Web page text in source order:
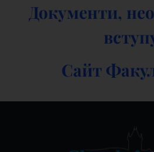
Документи,
Сайт